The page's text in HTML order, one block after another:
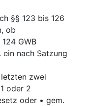
§§ 123 bis 126
ob
GWB
nach Satzung
zwei
oder 2
oder • gem.